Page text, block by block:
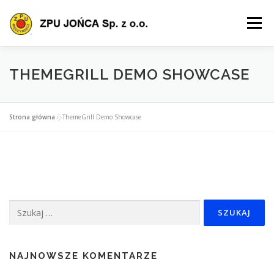
treści
Menu
O FIRMIE OFERTA PRODUKTY SZKOLENIA
CERTYFIKACJA POBIERZ
THEMEGRILL DEMO SHOWCASE
Strona główna »ThemeGrill Demo Showcase
NAJNOWSZE KOMENTARZE